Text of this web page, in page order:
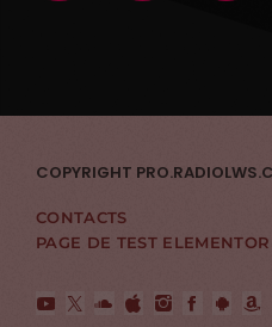
COPYRIGHT
CONTACTS
PAGE DE TEST ELEMENTOR